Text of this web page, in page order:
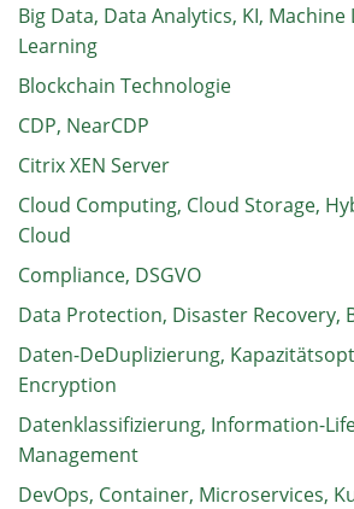
Big Data, Data Analytics, KI, Machine
Learning
Blockchain Technologie
CDP, NearCDP
Citrix XEN Server
Cloud Computing, Cloud Storage,
Cloud
Compliance, DSGVO
Data Protection, Disaster Recovery,
Daten-DeDuplizierung,
Encryption
Datenklassifizierung, Information-
Management
DevOps, Container, Microservices,